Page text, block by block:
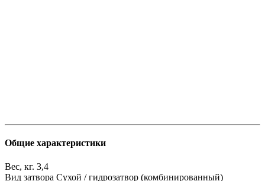
Общие характеристики
Вес, кг. 3,4
Вид затвора Сухой / гидрозатвор (комбинированный)